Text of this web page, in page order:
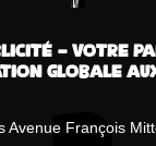
– Votre
Globale
Avenue François